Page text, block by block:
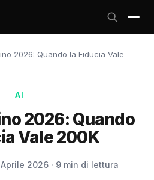
2026: Quando la Fiducia Vale
AI
2026: Quando
Vale 200K
Aprile 2026 · 9 min di lettura